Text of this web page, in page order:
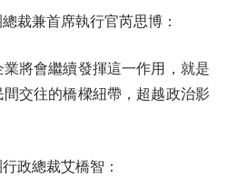
兼首席執行官芮思博：
將會繼續發揮這一作用，就是
間交往的橋樑紐帶，超越政治影
總裁艾橋智：